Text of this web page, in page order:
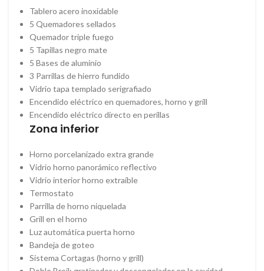
Tablero acero inoxidable
5 Quemadores sellados
Quemador triple fuego
5 Tapillas negro mate
5 Bases de aluminio
3 Parrillas de hierro fundido
Vidrio tapa templado serigrafiado
Encendido eléctrico en quemadores, horno y grill
Encendido eléctrico directo en perillas
Zona inferior
Horno porcelanizado extra grande
Vidrio horno panorámico reflectivo
Vidrio interior horno extraíble
Termostato
Parrilla de horno niquelada
Grill en el horno
Luz automática puerta horno
Bandeja de goteo
Sistema Cortagas (horno y grill)